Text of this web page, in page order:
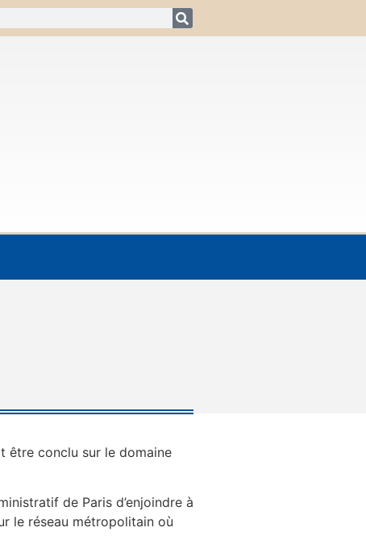
être conclu sur le domaine
de Paris d’enjoindre à
le réseau métropolitain où